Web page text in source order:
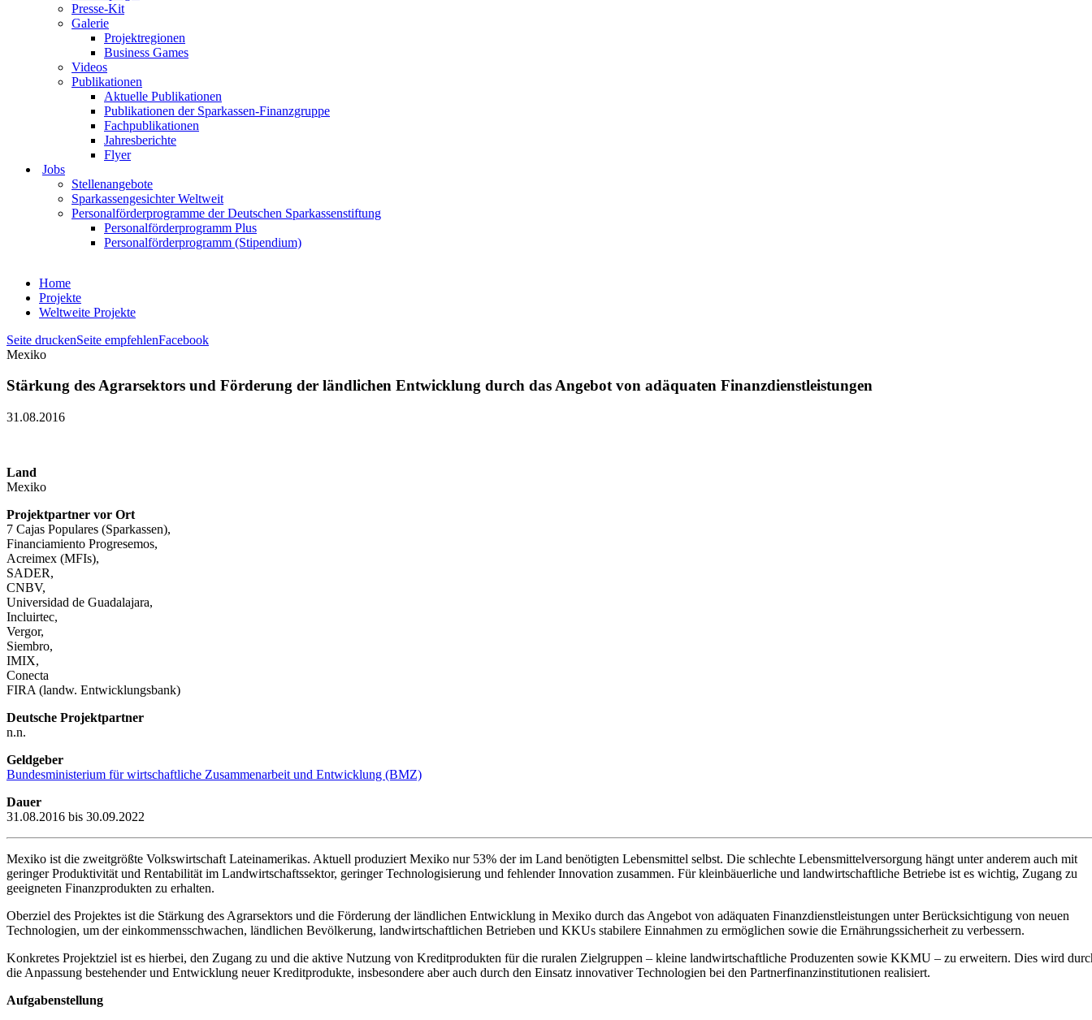
Presse-Kit
Galerie
Projektregionen
Business Games
Videos
Publikationen
Aktuelle Publikationen
Publikationen der Sparkassen-Finanzgruppe
Fachpublikationen
Jahresberichte
Flyer
Jobs
Stellenangebote
Sparkassengesichter Weltweit
Personalförderprogramme der Deutschen Sparkassenstiftung
Personalförderprogramm Plus
Personalförderprogramm (Stipendium)
Home
Projekte
Weltweite Projekte
Seite druckenSeite empfehlenFacebook
Mexiko
Stärkung des Agrarsektors und Förderung der ländlichen Entwicklung durch das Angebot von adäquaten Finanzdienstleistungen
31.08.2016
Land
Mexiko
Projektpartner vor Ort
7 Cajas Populares (Sparkassen),
Financiamiento Progresemos,
Acreimex (MFIs),
SADER,
CNBV,
Universidad de Guadalajara,
Incluirtec,
Vergor,
Siembro,
IMIX,
Conecta
FIRA (landw. Entwicklungsbank)
Deutsche Projektpartner
n.n.
Geldgeber
Bundesministerium für wirtschaftliche Zusammenarbeit und Entwicklung (BMZ)
Dauer
31.08.2016 bis 30.09.2022
Mexiko ist die zweitgrößte Volkswirtschaft Lateinamerikas. Aktuell produziert Mexiko nur 53% der im Land benötigten Lebensmittel selbst. Die schlechte Lebensmittelversorgung hängt unter anderem auch mit
geringer Produktivität und Rentabilität im Landwirtschaftssektor, geringer Technologisierung und fehlender Innovation zusammen. Für kleinbäuerliche und landwirtschaftliche Betriebe ist es wichtig, Zugang zu
geeigneten Finanzprodukten zu erhalten.
Oberziel des Projektes ist die Stärkung des Agrarsektors und die Förderung der ländlichen Entwicklung in Mexiko durch das Angebot von adäquaten Finanzdienstleistungen unter Berücksichtigung von neuen
Technologien, um der einkommensschwachen, ländlichen Bevölkerung, landwirtschaftlichen Betrieben und KKUs stabilere Einnahmen zu ermöglichen sowie die Ernährungssicherheit zu verbessern.
Konkretes Projektziel ist es hierbei, den Zugang zu und die aktive Nutzung von Kreditprodukten für die ruralen Ziel­gruppen – kleine landwirtschaftliche Produzenten sowie KKMU – zu erweitern. Dies wird
die Anpas­sung bestehender und Entwicklung neuer Kreditprodukte, insbesondere aber auch durch den Einsatz innovativer Technologien bei den Partnerfinanzinstitutionen realisiert.
Aufgabenstellung